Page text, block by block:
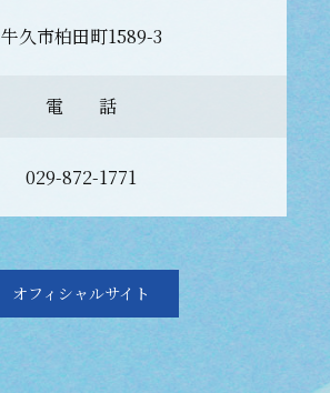
牛久市柏田町1589-3
電 話
029-872-1771
オフィシャルサイト